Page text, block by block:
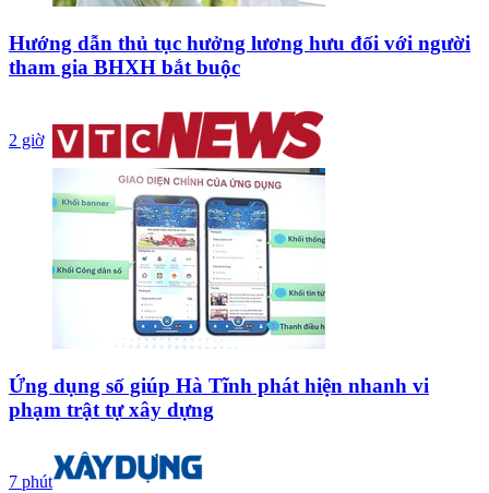
Hướng dẫn thủ tục hưởng lương hưu đối với người
tham gia BHXH bắt buộc
2 giờ
Ứng dụng số giúp Hà Tĩnh phát hiện nhanh vi
phạm trật tự xây dựng
7 phút